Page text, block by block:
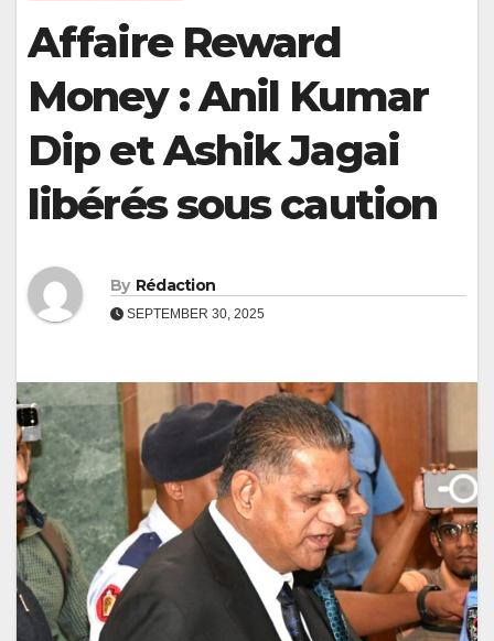
Affaire Reward
Money : Anil Kumar
Dip et Ashik Jagai
libérés sous caution
By Rédaction
SEPTEMBER 30, 2025